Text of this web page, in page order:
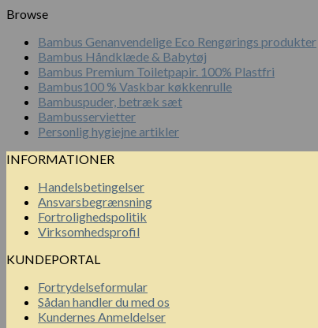
Browse
Bambus Genanvendelige Eco Rengørings produkter
Bambus Håndklæde & Babytøj
Bambus Premium Toiletpapir. 100% Plastfri
Bambus100 % Vaskbar køkkenrulle
Bambuspuder, betræk sæt
Bambusservietter
Personlig hygiejne artikler
INFORMATIONER
Handelsbetingelser
Ansvarsbegrænsning
Fortrolighedspolitik
Virksomhedsprofil
KUNDEPORTAL
Fortrydelseformular
Sådan handler du med os
Kundernes Anmeldelser